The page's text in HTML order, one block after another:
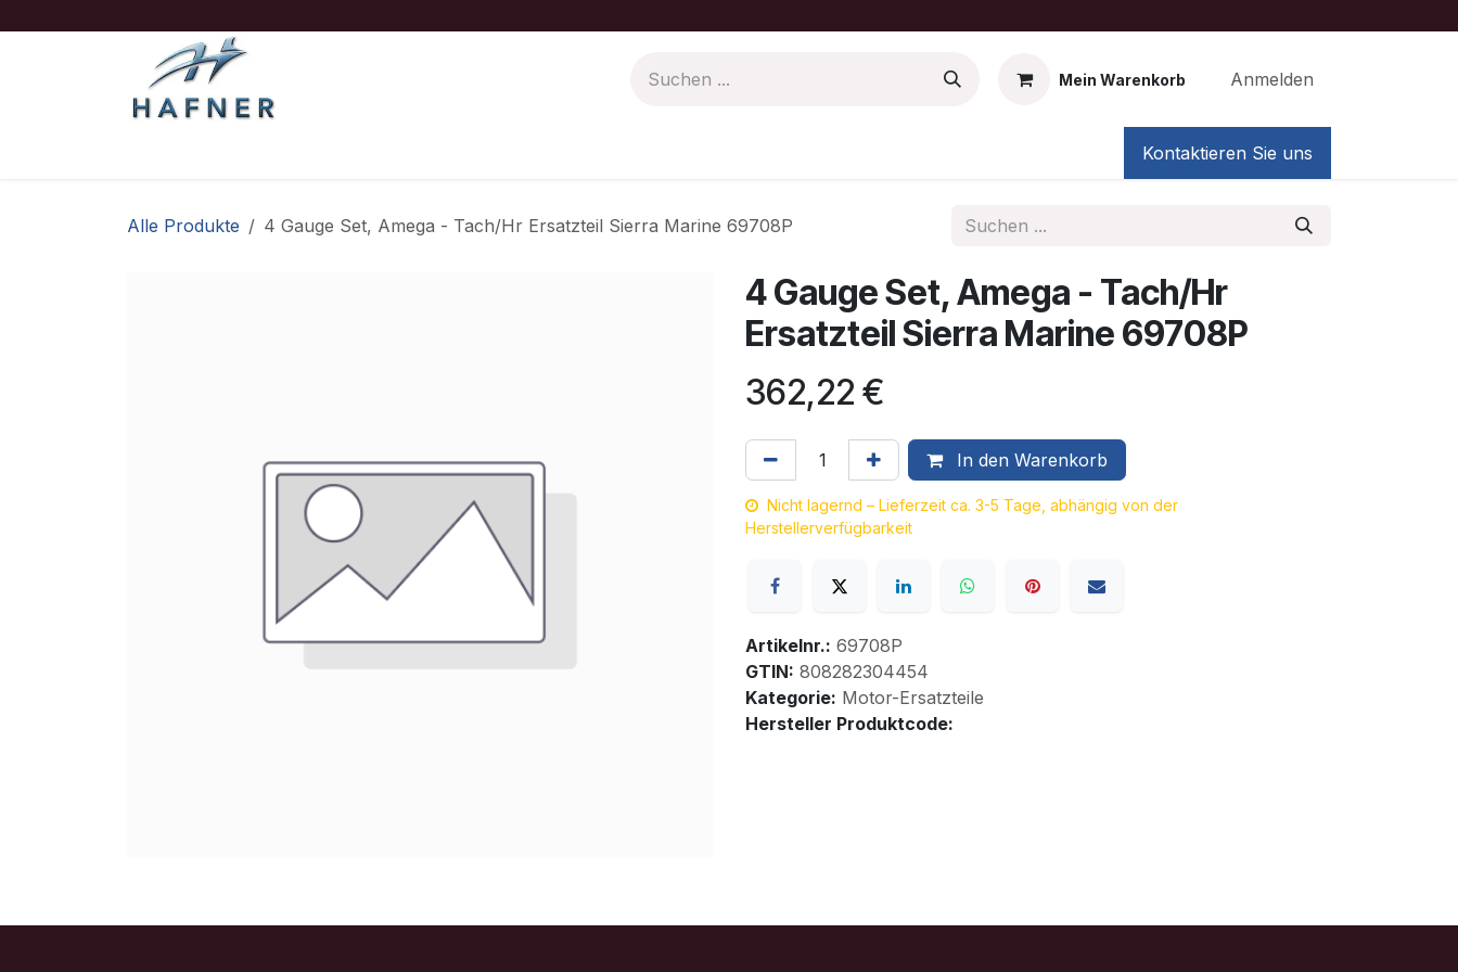
Mein Warenkorb Anmelden
Kontaktieren Sie uns
Alle Produkte 4 Gauge Set, Amega - Tach/Hr Ersatzteil Sierra Marine 69708P
4 Gauge Set, Amega - Tach/Hr
Ersatzteil Sierra Marine 69708P
362,22 €
In den Warenkorb
Nicht lagernd – Lieferzeit ca. 3-5 Tage, abhängig von der
Herstellerverfügbarkeit
Artikelnr.: 69708P
GTIN: 808282304454
Kategorie: Motor-Ersatzteile
Hersteller Produktcode: